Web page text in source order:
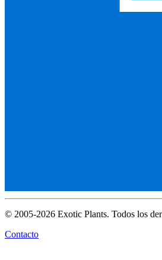
© 2005-2026 Exotic Plants. Todos los
Contacto